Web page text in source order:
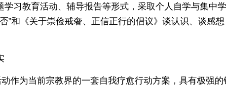
习教育活动、辅导报告等形式，采取个人自学与集中
”和《关于崇俭戒奢、正信正行的倡议》谈认识、谈感
作为当前宗教界的一套自我疗愈行动方案，具有极强